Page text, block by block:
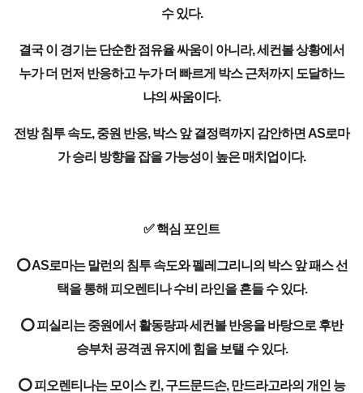
수 있다.
결국 이 경기는 단순한 점유율 싸움이 아니라, 세컨볼 상황에서
누가 더 먼저 반응하고 누가 더 빠르게 박스 근처까지 도달하느
냐의 싸움이다.
전방 침투 속도, 중원 반응, 박스 앞 결정력까지 감안하면 AS로마
가 승리 방향을 잡을 가능성이 높은 매치업이다.
✅ 핵심 포인트
⭕ AS로마는 말런의 침투 속도와 펠레그리니의 박스 앞 패스 선
택을 통해 피오렌티나 수비 라인을 흔들 수 있다.
⭕ 피실리는 중원에서 활동량과 세컨볼 반응을 바탕으로 후반
승부처 공격권 유지에 힘을 보탤 수 있다.
⭕ 피오렌티나는 모이스 킨, 구드문드손, 만드라고라의 개인 능